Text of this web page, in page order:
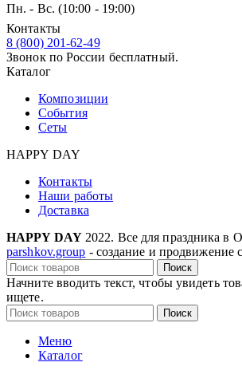
Пн. - Вс. (10:00 - 19:00)
Контакты
8 (800) 201-62-49
Звонок по России бесплатный.
Каталог
Композиции
События
Сеты
HAPPY DAY
Контакты
Наши работы
Доставка
HAPPY DAY 2022. Все для праздника в
parshkov.group - создание и продвижение
Поиск
Начните вводить текст, чтобы увидеть
ищете.
Поиск
Меню
Каталог